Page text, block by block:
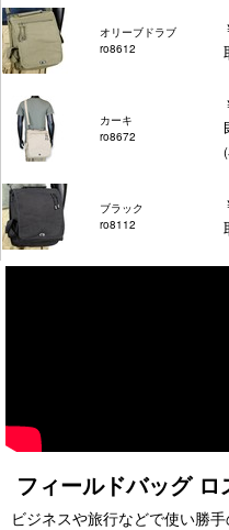
オリーブドラブ
ro8612
カーキ
ro8672
ブラック
ro8112
フィールドバッグ ロ
ビジネスや旅行などで使い勝